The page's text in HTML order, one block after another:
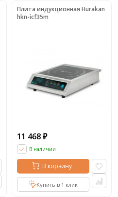
Плита индукционная Hurakan
hkn-icf35m
11 468 ₽
В наличии
В корзину
Купить в 1 клик